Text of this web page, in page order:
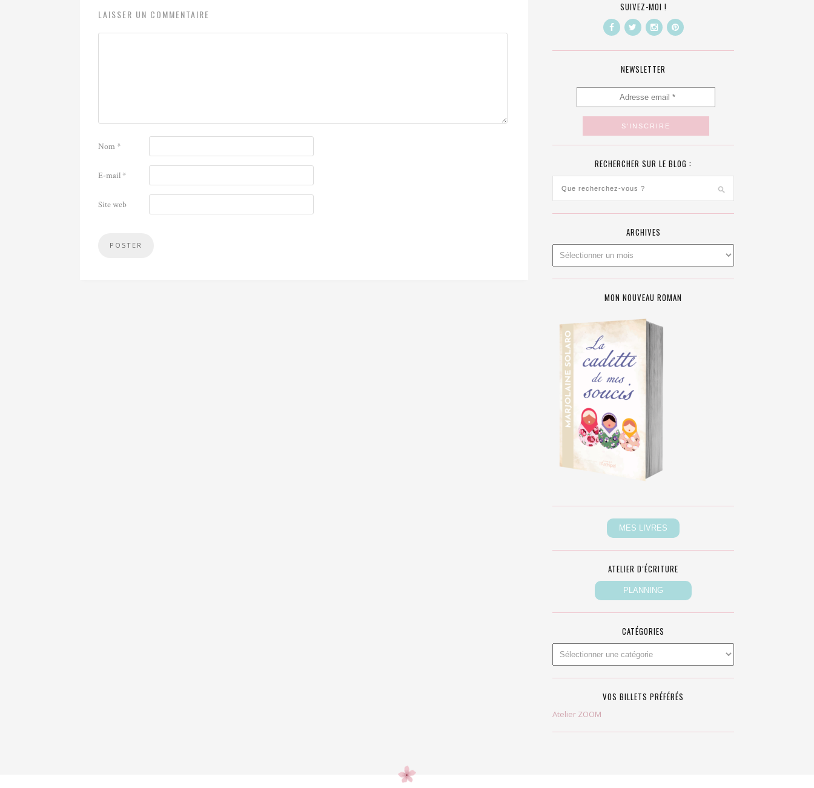
LAISSER UN COMMENTAIRE
Nom*
E-mail*
Site web
SUIVEZ-MOI !
NEWSLETTER
RECHERCHER SUR LE BLOG :
ARCHIVES
MON NOUVEAU ROMAN
ATELIER D’ÉCRITURE
CATÉGORIES
VOS BILLETS PRÉFÉRÉS
Atelier ZOOM